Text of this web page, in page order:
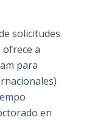
solicitudes
ofrece a
para
en